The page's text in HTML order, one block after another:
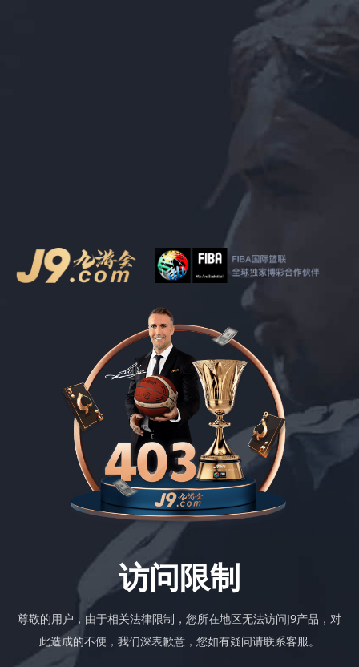
访问限制
尊敬的用户，由于相关法律限制，您所在地区无法访问J9产品，对
此造成的不便，我们深表歉意，您如有疑问请联系客服。